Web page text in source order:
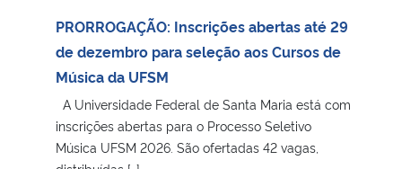
Ministério da Mulher, da Família e dos Direitos Humanos
Secretaria-Geral
Secretaria de Governo
PRORROGAÇÃO: Inscrições abertas até 29
de dezembro para seleção aos Cursos de
Música da UFSM
A Universidade Federal de Santa Maria está com
inscrições abertas para o Processo Seletivo
Música UFSM 2026. São ofertadas 42 vagas,